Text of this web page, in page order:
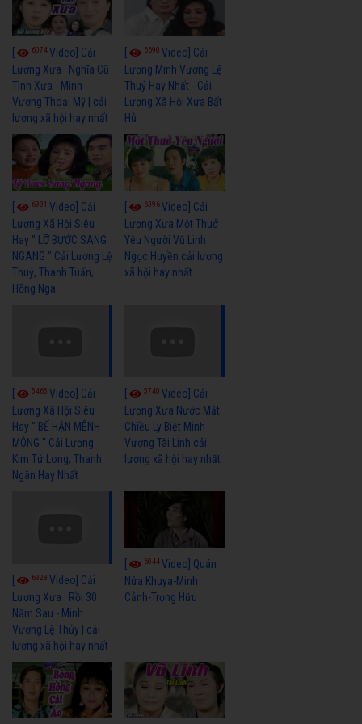
6074Video] Cải
Lương Xưa : Nghĩa Cũ
Tình Xưa - Minh
Vương Thoại Mỹ | cải
lương xã hội hay nhất
6690Video] Cải
Lương Minh Vương Lệ
Thuỷ Hay Nhất - Cải
Lương Xã Hội Xưa Bất
Hủ
6981 Video] Cải
Lương Xã Hội Siêu
Hay " LỠ BƯỚC SANG
NGANG " Cải Lương Lệ
Thuỷ, Thanh Tuấn,
Hồng Nga
6396Video] Cải
Lương Xưa Một Thuở
Yêu Người Vũ Linh
Ngọc Huyền cải lương
xã hội hay nhất
5465 Video] Cải
Lương Xã Hội Siêu
Hay " BỂ HẬN MÊNH
MÔNG " Cải Lương
Kim Tử Long, Thanh
Ngân Hay Nhất
5740Video] Cải
Lương Xưa Nước Mắt
Chiều Ly Biệt Minh
Vương Tài Linh cải
lương xã hội hay nhất
6328 Video] Cải
Lương Xưa : Rồi 30
Năm Sau - Minh
Vương Lệ Thủy | cải
lương xã hội hay nhất
6044Video] Quán
Nửa Khuya-Minh
Cảnh-Trọng Hữu